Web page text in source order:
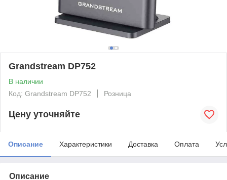
Grandstream DP752
В наличии
Код: Grandstream DP752
Розница
Цену уточняйте
Описание Характеристики Доставка Оплата
Описание